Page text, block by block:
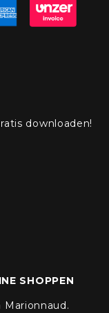
downloaden!
SHOPPEN